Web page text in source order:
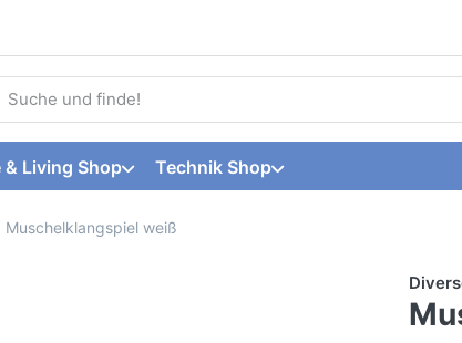
Sie einen Suchbegriff ein. Während Sie tippen,
& Living Shop Technik Shop
Muschelklangspiel weiß